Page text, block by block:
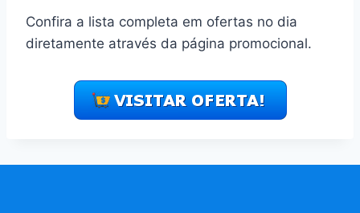
Confira a lista completa em ofertas no dia
diretamente através da página promocional.